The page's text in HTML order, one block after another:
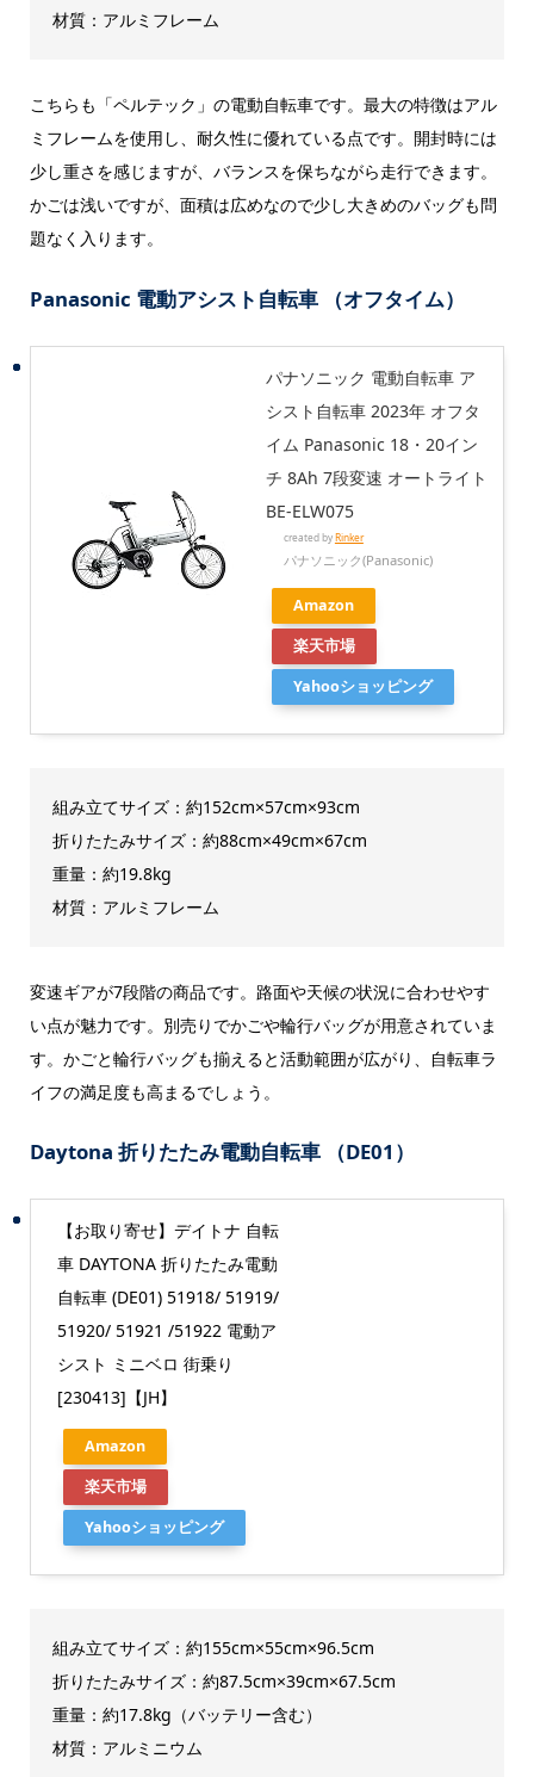
材質：アルミフレーム
こちらも「ペルテック」の電動自転車です。最大の特徴はアル
ミフレームを使用し、耐久性に優れている点です。開封時には
少し重さを感じますが、バランスを保ちながら走行できます。
かごは浅いですが、面積は広めなので少し大きめのバッグも問
題なく入ります。
Panasonic 電動アシスト自転車 （オフタイム）
パナソニック 電動自転車 ア
シスト自転車 2023年 オフタ
イム Panasonic 18・20イン
チ 8Ah 7段変速 オートライト
BE-ELW075
created byRinker
パナソニック(Panasonic)
Amazon
楽天市場
Yahooショッピング
組み立てサイズ：約152cm×57cm×93cm
折りたたみサイズ：約88cm×49cm×67cm
重量：約19.8kg
材質：アルミフレーム
変速ギアが7段階の商品です。路面や天候の状況に合わせやす
い点が魅力です。別売りでかごや輪行バッグが用意されていま
す。かごと輪行バッグも揃えると活動範囲が広がり、自転車ラ
イフの満足度も高まるでしょう。
Daytona 折りたたみ電動自転車 （DE01）
【お取り寄せ】デイトナ 自転
車 DAYTONA 折りたたみ電動
自転車 (DE01) 51918/ 51919/
51920/ 51921 /51922 電動ア
シスト ミニベロ 街乗り
[230413]【JH】
Amazon
楽天市場
Yahooショッピング
組み立てサイズ：約155cm×55cm×96.5cm
折りたたみサイズ：約87.5cm×39cm×67.5cm
重量：約17.8kg（バッテリー含む）
材質：アルミニウム